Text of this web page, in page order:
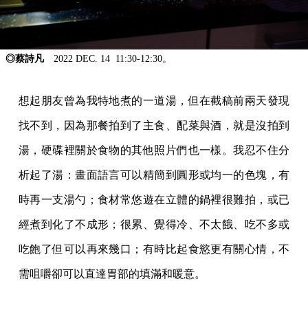
◎蔡詩凡 2022 DEC. 14 11:30-12:30。
想起朋友曾為我特地煮的一道湯，但在截稿前兩天發現
找不到，因為那餐拍到了主食、配菜與酒，就是沒拍到
湯，硬碟裡關於食物的其他照片們也一樣。我忍不住分
析起了湯：畫面語言可以精簡到圓形或均一的色塊，有
時再一支湯勺；食材常悠遊在立體的鍋裡很難拍，或已
經煮到化了不成形；很累、覺得冷、不太餓、吃不多或
吃飽了但可以再來幾口；有時比起食慾更有關心情，不
需咀嚼卻可以直達胃部的填滿和暖意。